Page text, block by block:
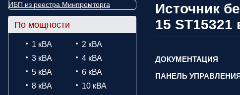
ИБП из реестра Минпромторга
По мощности
1 кВА
2 кВА
3 кВА
4 кВА
5 кВА
6 кВА
8 кВА
10 кВА
Источник
15 ST15321
ДОКУМЕНТАЦИЯ
ПАНЕЛЬ